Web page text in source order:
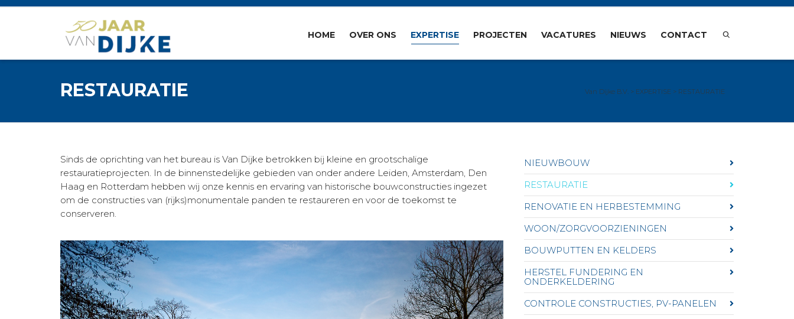
HOME OVER ONS EXPERTISE PROJECTEN VACATURES NIEUWS CONTACT
RESTAURATIE Van Dijke B.V. > EXPERTISE > RESTAURATIE
Sinds de oprichting van het bureau is Van Dijke betrokken bij kleine en grootschalige
restauratieprojecten. In de binnenstedelijke gebieden van onder andere Leiden, Amsterdam, Den
Haag en Rotterdam hebben wij onze kennis en ervaring van historische bouwconstructies ingezet
om de constructies van (rijks)monumentale panden te restaureren en voor de toekomst te
conserveren.
NIEUWBOUW
RESTAURATIE
RENOVATIE EN HERBESTEMMING
WOON/ZORGVOORZIENINGEN
BOUWPUTTEN EN KELDERS
HERSTEL FUNDERING EN
ONDERKELDERING
CONTROLE CONSTRUCTIES, PV-PANELEN